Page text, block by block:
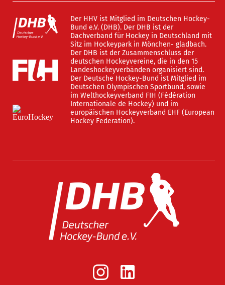
Der HHV ist Mitglied im Deutschen Hockey-
Bund e.V. (DHB). Der DHB ist der
Dachverband für Hockey in Deutschland mit
Sitz im Hockeypark in Mönchen- gladbach.
Der DHB ist der Zusammenschluss der
deutschen Hockeyvereine, die in den 15
Landeshockeyverbänden organisiert sind.
Der Deutsche Hockey-Bund ist Mitglied im
Deutschen Olympischen Sportbund, sowie
im Welthockeyverband FIH (Fédération
Internationale de Hockey) und im
europäischen Hockeyverband EHF (European
Hockey Federation).